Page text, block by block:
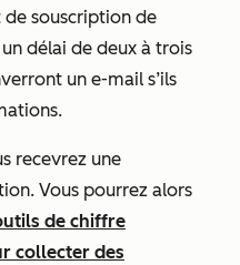
souscription de
délai de deux à trois
un e-mail s’ils
recevrez une
Vous pourrez alors
de chiffre
collecter des